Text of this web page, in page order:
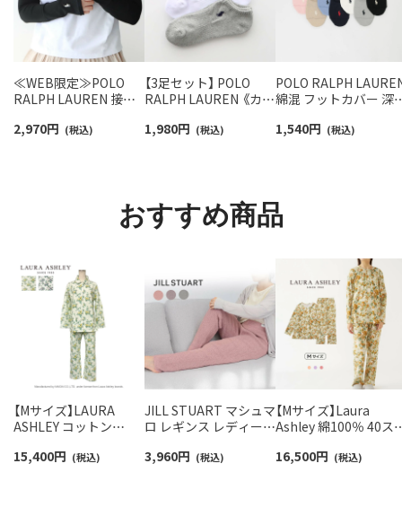
≪WEB限定≫POLO
RALPH LAUREN 接触
ームカバー ＆ レッグウ
2,970円 (税込)
【3足セット】 POLO
RALPH LAUREN 《カラ
ーチサポート ワンポイ
1,980円 (税込)
POLO RALPH
綿混 フットカバー 深
カバーソックス レデ
1,540円 (税込)
おすすめ商品
【Mサイズ】LAURA
ASHLEY コットン
ルト ルイースフローラ
15,400円 (税込)
JILL STUART マシュマ
ロ レギンス レディース
3,960円 (税込)
【Mサイズ】Laura
Ashley 綿100％ 40ス
長袖 長丈パンツ
16,500円 (税込)